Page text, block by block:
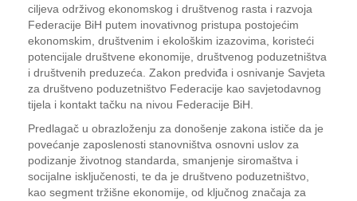
ciljeva održivog ekonomskog i društvenog rasta i razvoja
Federacije BiH putem inovativnog pristupa postojećim
ekonomskim, društvenim i ekološkim izazovima, koristeći
potencijale društvene ekonomije, društvenog poduzetništva
i društvenih preduzeća. Zakon predviđa i osnivanje Savjeta
za društveno poduzetništvo Federacije kao savjetodavnog
tijela i kontakt tačku na nivou Federacije BiH.
Predlagač u obrazloženju za donošenje zakona ističe da je
povećanje zaposlenosti stanovništva osnovni uslov za
podizanje životnog standarda, smanjenje siromaštva i
socijalne isključenosti, te da je društveno poduzetništvo,
kao segment tržišne ekonomije, od ključnog značaja za